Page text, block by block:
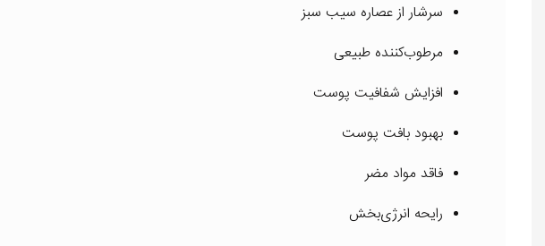
سرشار از عصاره سیب سبز
مرطوب‌کننده طبیعی
افزایش شفافیت پوست
بهبود بافت پوست
فاقد مواد مضر
رایحه انرژی‌بخش